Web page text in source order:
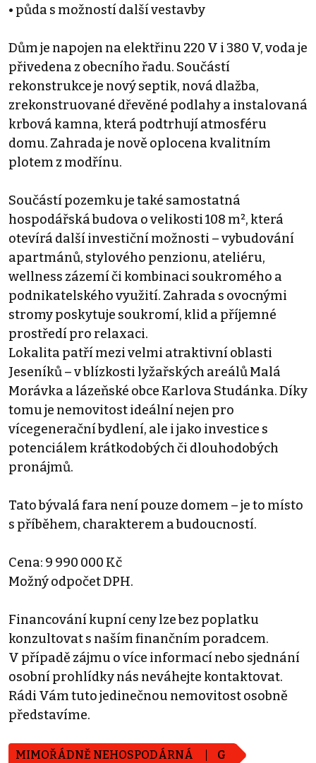
• půda s možností další vestavby
Dům je napojen na elektřinu 220 V i 380 V, voda je
přivedena z obecního řadu. Součástí
rekonstrukce je nový septik, nová dlažba,
zrekonstruované dřevěné podlahy a instalovaná
krbová kamna, která podtrhují atmosféru
domu. Zahrada je nově oplocena kvalitním
plotem z modřínu.
Součástí pozemku je také samostatná
hospodářská budova o velikosti 108 m², která
otevírá další investiční možnosti – vybudování
apartmánů, stylového penzionu, ateliéru,
wellness zázemí či kombinaci soukromého a
podnikatelského využití. Zahrada s ovocnými
stromy poskytuje soukromí, klid a příjemné
prostředí pro relaxaci.
Lokalita patří mezi velmi atraktivní oblasti
Jeseníků – v blízkosti lyžařských areálů Malá
Morávka a lázeňské obce Karlova Studánka. Díky
tomu je nemovitost ideální nejen pro
vícegenerační bydlení, ale i jako investice s
potenciálem krátkodobých či dlouhodobých
pronájmů.
Tato bývalá fara není pouze domem – je to místo
s příběhem, charakterem a budoucností.
Cena: 9 990 000 Kč
Možný odpočet DPH.
Financování kupní ceny lze bez poplatku
konzultovat s naším finančním poradcem.
V případě zájmu o více informací nebo sjednání
osobní prohlídky nás neváhejte kontaktovat.
Rádi Vám tuto jedinečnou nemovitost osobně
představíme.
MIMOŘÁDNĚ NEHOSPODÁRNÁ G